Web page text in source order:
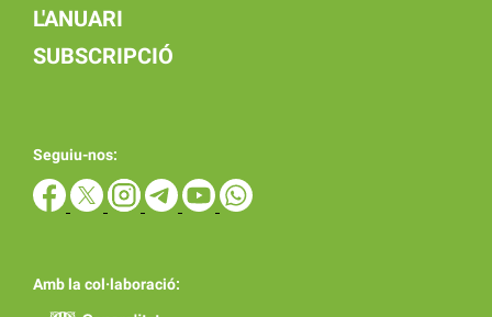
L'ANUARI
SUBSCRIPCIÓ
Seguiu-nos:
Amb la col·laboració: